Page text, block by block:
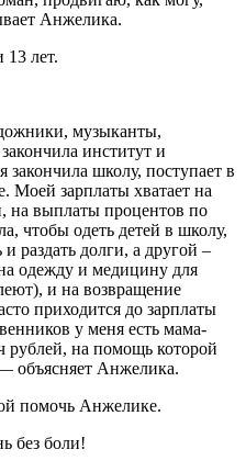
Анжелика.
лет.
музыканты,
институт и
закончила школу, поступает в
Моей зарплаты хватает на
на выплаты процентов по
чтобы одеть детей в школу,
раздать долги, а другой –
одежду и медицину для
и на возвращение
приходится до зарплаты
у меня есть мама-
рублей, на помощь которой
объясняет Анжелика.
помочь Анжелике.
без боли!